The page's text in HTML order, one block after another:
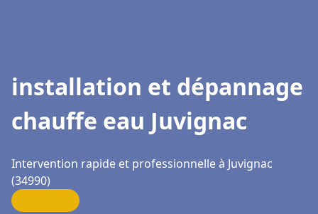
installation et dépannage
chauffe eau Juvignac
Intervention rapide et professionnelle à Juvignac
(34990)